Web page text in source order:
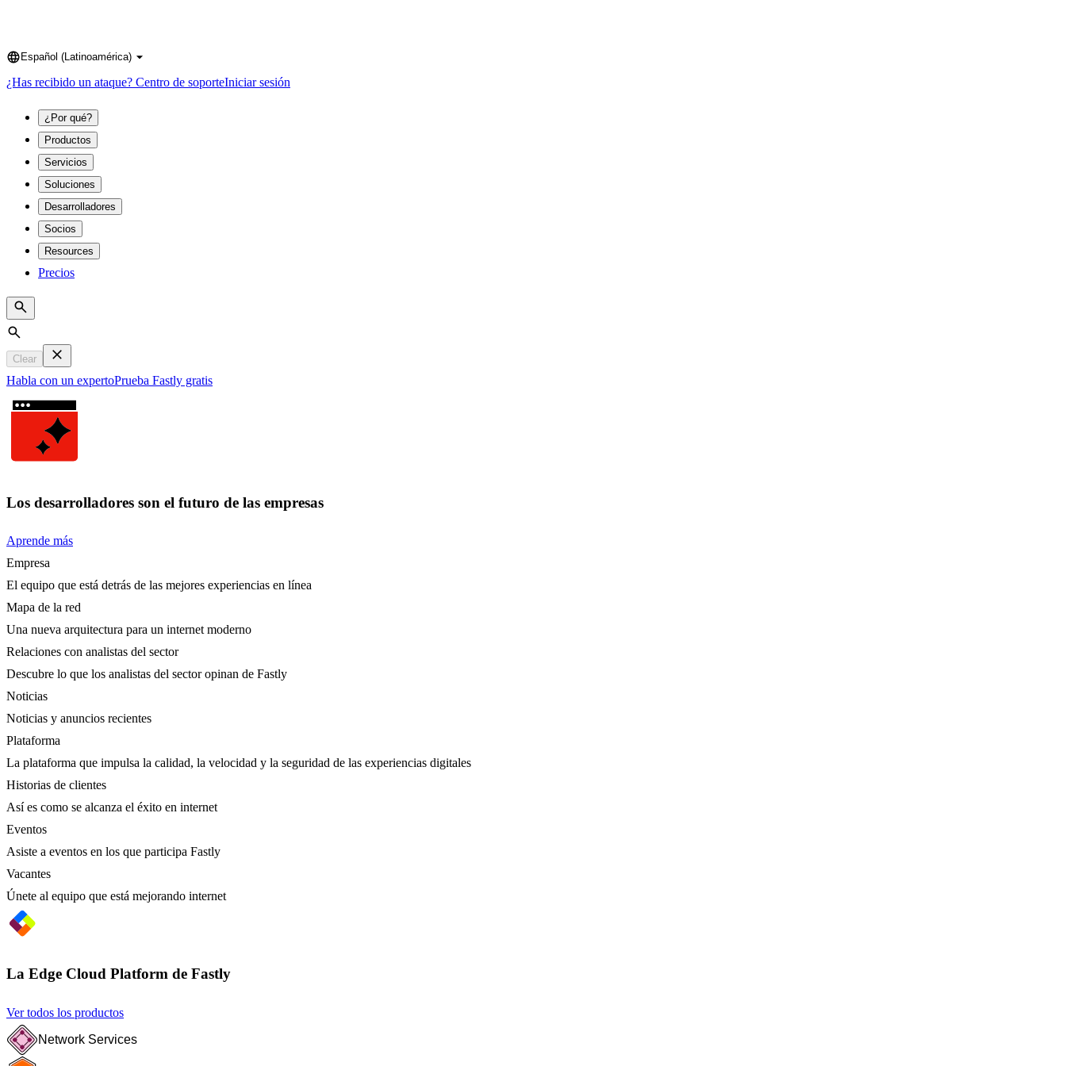
Language
Español (Latinoamérica)
¿Has recibido un ataque? Centro de soporteIniciar sesión
¿Por qué?
Productos
Servicios
Soluciones
Desarrolladores
Socios
Resources
Precios
Search
Clear
Habla con un expertoPrueba Fastly gratis
Los desarrolladores son el futuro de las empresas
Aprende más
Empresa
El equipo que está detrás de las mejores experiencias en línea
Mapa de la red
Una nueva arquitectura para un internet moderno
Relaciones con analistas del sector
Descubre lo que los analistas del sector opinan de Fastly
Noticias
Noticias y anuncios recientes
Plataforma
La plataforma que impulsa la calidad, la velocidad y la seguridad de las experiencias digitales
Historias de clientes
Así es como se alcanza el éxito en internet
Eventos
Asiste a eventos en los que participa Fastly
Vacantes
Únete al equipo que está mejorando internet
La Edge Cloud Platform de Fastly
Ver todos los productos
Network Services